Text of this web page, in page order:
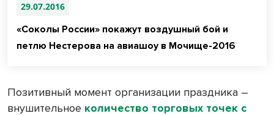
29.07.2016
«Соколы России» покажут воздушный бой и
петлю Нестерова на авиашоу в Мочище-2016
Позитивный момент организации праздника –
внушительное количество торговых точек с